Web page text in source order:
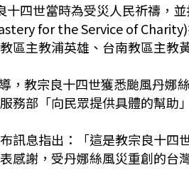
四世當時為受災人民祈禱，
for the Service of
區主教浦英雄、台南教區主教
，教宗良十四世獲悉颱風丹娜
務部「向民眾提供具體的幫助
訊息指出：「這是教宗良十四
感謝，受丹娜絲風災重創的台